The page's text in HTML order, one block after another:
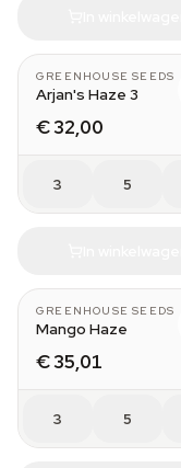
GREENHOUSE SEEDS
Arjan's Haze 3
€ 32,00
3 5
GREENHOUSE SEEDS
Mango Haze
€ 35,01
3 5